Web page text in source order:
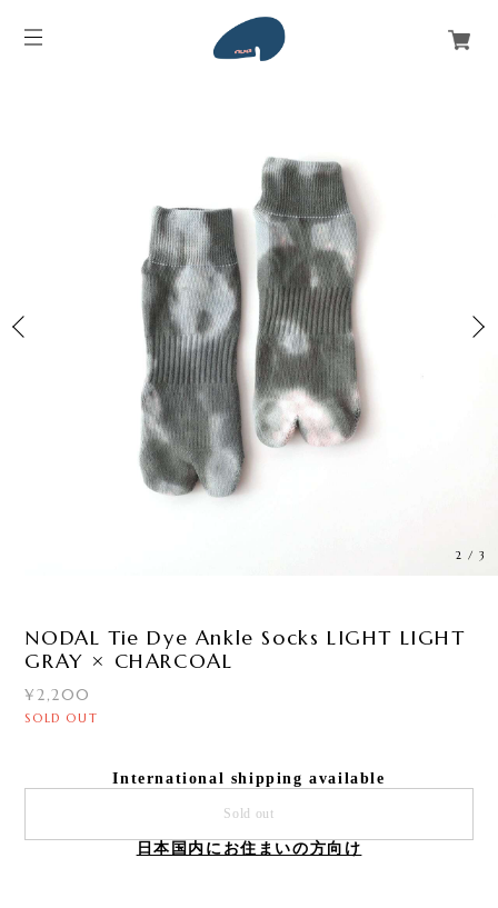
2 /3
NODAL Tie Dye Ankle Socks LIGHT LIGHT
GRAY × CHARCOAL
¥2,200
SOLD OUT
International shipping available
Sold out
日本国内にお住まいの方向け